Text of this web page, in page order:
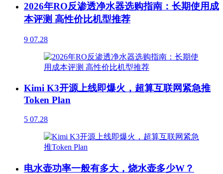
2026年RO反渗透净水器选购指南：长期使用成
本评测 高性价比机型推荐
9 07.28
Kimi K3开源上线即爆火，超算互联网紧急推
Token Plan
5 07.28
电水壶功率一般有多大，烧水壶多少W？